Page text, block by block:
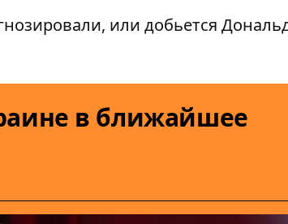
или добьется
в ближайшее